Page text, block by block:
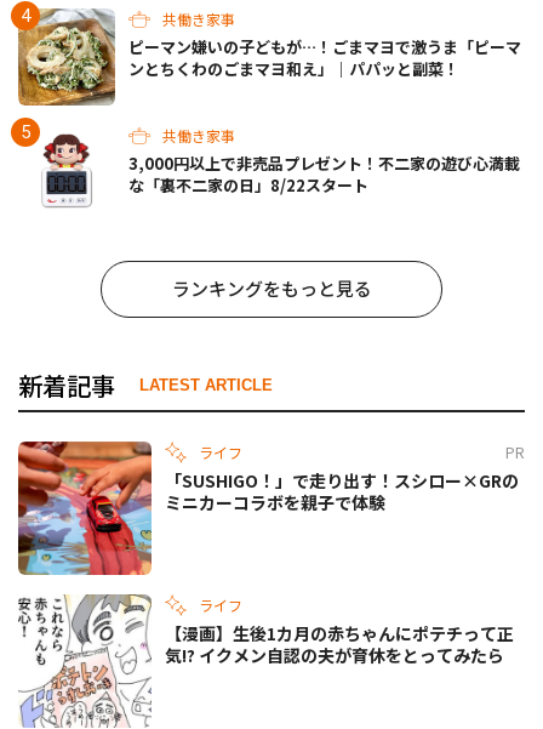
共働き家事
ピーマン嫌いの子どもが…！ごまマヨで激うま「ピーマ
ンとちくわのごまマヨ和え」｜パパッと副菜！
共働き家事
3,000円以上で非売品プレゼント！不二家の遊び心満載
な「裏不二家の日」8/22スタート
ランキングをもっと見る
新着記事 LATEST ARTICLE
ライフ PR
「SUSHIGO！」で走り出す！スシロー×GRの
ミニカーコラボを親子で体験
ライフ
【漫画】生後1カ月の赤ちゃんにポテチって正
気!? イクメン自認の夫が育休をとってみたら